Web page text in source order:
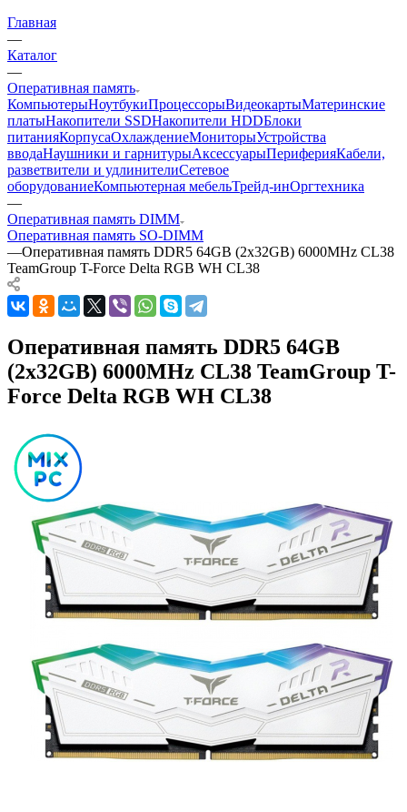
Главная
—
Каталог
—
Оперативная память
КомпьютерыНоутбукиПроцессорыВидеокартыМатеринские
платыНакопители SSDНакопители HDDБлоки
питанияКорпусаОхлаждениеМониторыУстройства
вводаНаушники и гарнитурыАксессуарыПериферияКабели,
разветвители и удлинителиСетевое
оборудованиеКомпьютерная мебельТрейд-инОргтехника
—
Оперативная память DIMM
Оперативная память SO-DIMM
—Оперативная память DDR5 64GB (2x32GB) 6000MHz CL38
TeamGroup T-Force Delta RGB WH CL38
Оперативная память DDR5 64GB
(2x32GB) 6000MHz CL38 TeamGroup T-
Force Delta RGB WH CL38